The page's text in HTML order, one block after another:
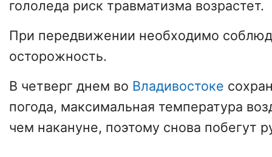
гололеда риск травматизма возрастет.
При передвижении необходимо
осторожность.
В четверг днем во Владивостоке
погода, максимальная температура
чем накануне, поэтому снова побегут